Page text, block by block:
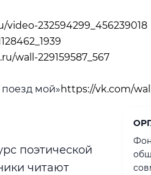
video-232594299_456239018
wall-229159587_567
поезд мой»https://vk.com/
поэтической
читают